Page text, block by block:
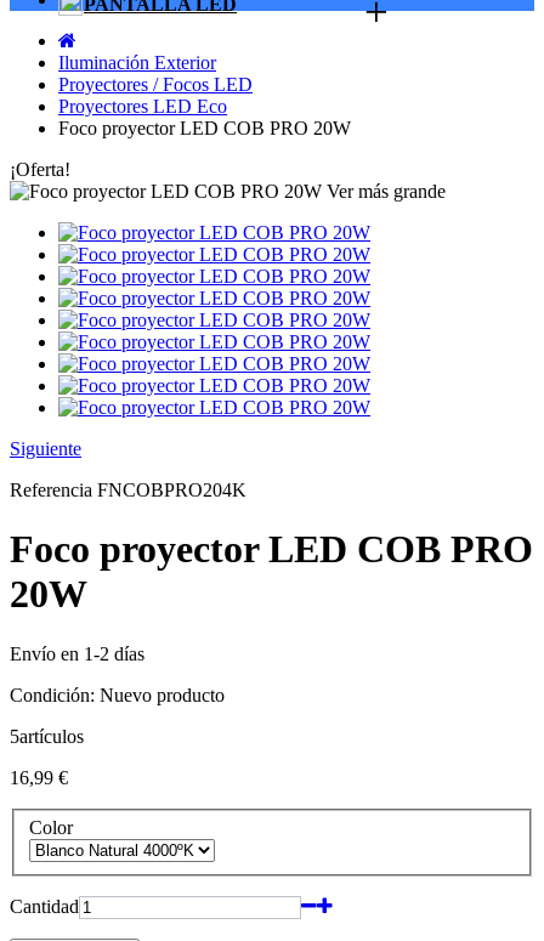
PANTALLA LED +
Iluminación Exterior
Proyectores / Focos LED
Proyectores LED Eco
Foco proyector LED COB PRO 20W
¡Oferta!
Ver más grande
Siguiente
Referencia FNCOBPRO204K
Foco proyector LED COB PRO
20W
Envío en 1-2 días
Condición: Nuevo producto
5artículos
16,99 €
Color
Cantidad